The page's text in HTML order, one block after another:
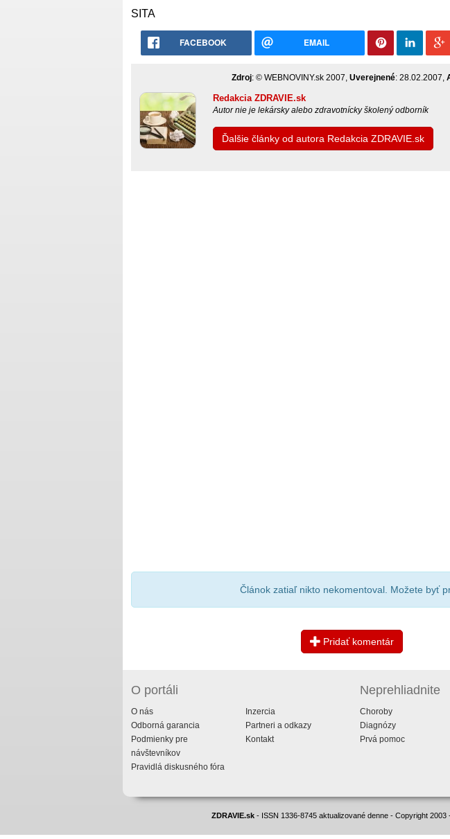
SITA
FACEBOOK EMAIL
Zdroj: © WEBNOVINY.sk 2007, Uverejnené: 28.02.2007,
Redakcia ZDRAVIE.sk
Autor nie je lekársky alebo zdravotnícky školený odborník
Ďalšie články od autora Redakcia ZDRAVIE.sk
Článok zatiaľ nikto nekomentoval. Možete byť
Pridať komentár
O portáli
O nás
Odborná garancia
Podmienky pre
návštevníkov
Pravidlá diskusného fóra
Inzercia
Partneri a odkazy
Kontakt
Neprehliadnite
Choroby
Diagnózy
Prvá pomoc
ZDRAVIE.sk- ISSN 1336-8745 aktualizované denne - Copyright